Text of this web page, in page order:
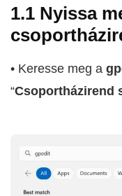
1.1 Nyissa
• Keresse meg a
“Csoportházirend